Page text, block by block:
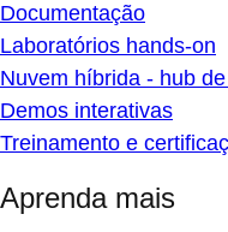
Documentação
Laboratórios hands-on
Nuvem híbrida - hub
Demos interativas
Treinamento e
Aprenda mais